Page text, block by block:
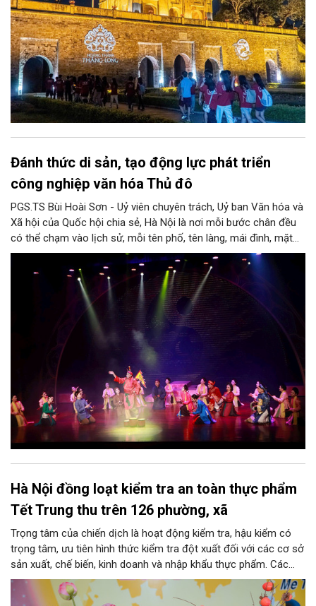
Đánh thức di sản, tạo động lực phát triển
công nghiệp văn hóa Thủ đô
PGS.TS Bùi Hoài Sơn - Uỷ viên chuyên trách, Uỷ ban Văn hóa và
Xã hội của Quốc hội chia sẻ, Hà Nội là nơi mỗi bước chân đều
có thể chạm vào lịch sử, mỗi tên phố, tên làng, mái đình, mặt
hồ, nếp nhà, câu hát, món ăn, làn điệu, nghề thủ công đều có
thể kể một câu chuyện về chiều sâu văn hiến của dân tộc.
Nhưng trong kỷ nguyên mới, câu hỏi đặt ra không chỉ Hà Nội có
bao nhiêu di sản, bao nhiêu văn nghệ sĩ, trí thức, không gian ký
ức, mà là làm thế nào để những giá trị ấy trở thành nguồn lực
phát triển, thành sức mạnh mềm, thành động lực sáng tạo,
thành năng lực cạnh tranh của Thủ đô.
Hà Nội đồng loạt kiểm tra an toàn thực phẩm
Tết Trung thu trên 126 phường, xã
Trọng tâm của chiến dịch là hoạt động kiểm tra, hậu kiểm có
trọng tâm, ưu tiên hình thức kiểm tra đột xuất đối với các cơ sở
sản xuất, chế biến, kinh doanh và nhập khẩu thực phẩm. Các
nhóm mặt hàng tiêu thụ mạnh như bánh Trung thu, bánh mứt
kẹo, rượu, bia, nước giải khát, phụ gia thực phẩm...